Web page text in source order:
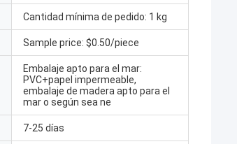
Cantidad mínima de pedido: 1 kg
Sample price: $0.50/piece
Embalaje apto para el mar:
PVC+papel impermeable,
embalaje de madera apto para el
mar o según sea ne
7-25 días